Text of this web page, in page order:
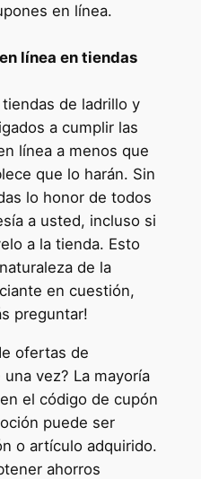
en línea.
línea en tiendas
de ladrillo y
a cumplir las
línea a menos que
que lo harán. Sin
lo honor de todos
a usted, incluso si
a la tienda. Esto
de la
en cuestión,
preguntar!
ofertas de
vez? La mayoría
el código de cupón
puede ser
o artículo adquirido.
ahorros